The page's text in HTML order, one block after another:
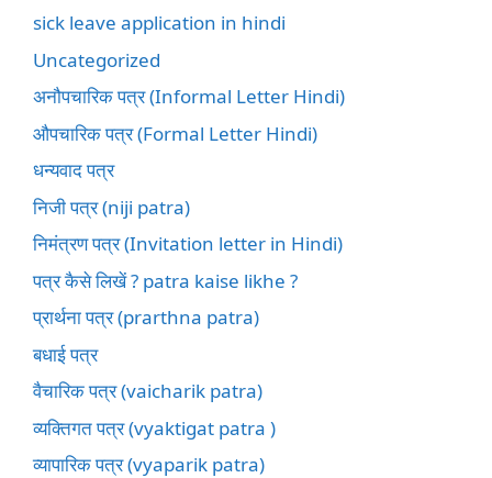
sick leave application in hindi
Uncategorized
अनौपचारिक पत्र (Informal Letter Hindi)
औपचारिक पत्र (Formal Letter Hindi)
धन्यवाद पत्र
निजी पत्र (niji patra)
निमंत्रण पत्र (Invitation letter in Hindi)
पत्र कैसे लिखें ? patra kaise likhe ?
प्रार्थना पत्र (prarthna patra)
बधाई पत्र
वैचारिक पत्र (vaicharik patra)
व्यक्तिगत पत्र (vyaktigat patra )
व्यापारिक पत्र (vyaparik patra)